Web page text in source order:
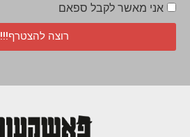
אני מאשר לקבל ספאם
רוצה להצטרף!!!